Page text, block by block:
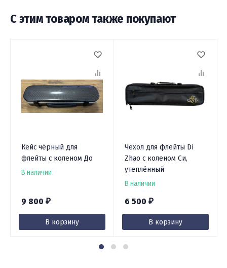
С этим товаром также покупают
Кейс чёрный для
флейты с коленом До
В наличии
9 800 ₽
В корзину
Чехол для флейты Di
Zhao с коленом Си,
утеплённый
В наличии
6 500 ₽
В корзину